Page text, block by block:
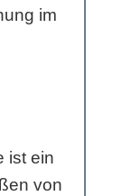
im
ist ein
von